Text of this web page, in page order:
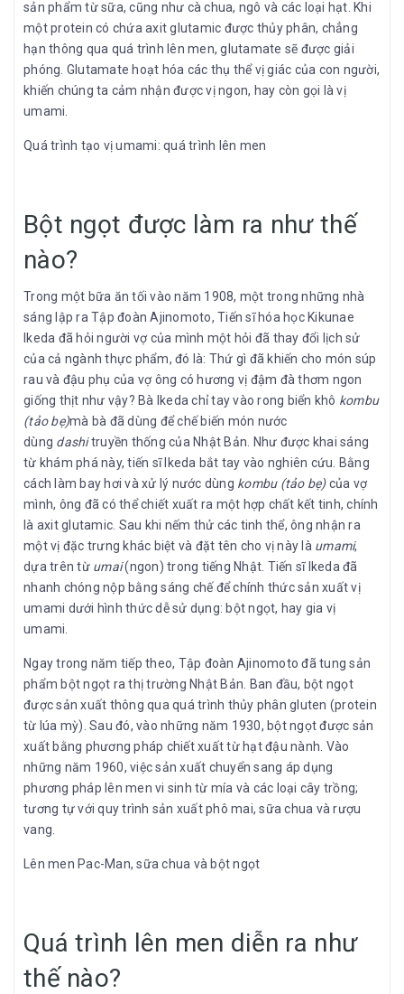
sản phẩm từ sữa, cũng như cà chua, ngô và các loại hạt. Khi
một protein có chứa axit glutamic được thủy phân, chẳng
hạn thông qua quá trình lên men, glutamate sẽ được giải
phóng. Glutamate hoạt hóa các thụ thể vị giác của con người,
khiến chúng ta cảm nhận được vị ngon, hay còn gọi là vị
umami.
Quá trình tạo vị umami: quá trình lên men
Bột ngọt được làm ra như thế
nào?
Trong một bữa ăn tối vào năm 1908, một trong những nhà
sáng lập ra Tập đoàn Ajinomoto, Tiến sĩ hóa học Kikunae
Ikeda đã hỏi người vợ của mình một hỏi đã thay đổi lịch sử
của cả ngành thực phẩm, đó là: Thứ gì đã khiến cho món súp
rau và đậu phụ của vợ ông có hương vị đậm đà thơm ngon
giống thịt như vậy? Bà Ikeda chỉ tay vào rong biển khô kombu
(tảo bẹ)mà bà đã dùng để chế biến món nước
dùng dashitruyền thống của Nhật Bản. Như được khai sáng
từ khám phá này, tiến sĩ Ikeda bắt tay vào nghiên cứu. Bằng
cách làm bay hơi và xử lý nước dùng kombu (tảo bẹ)của vợ
mình, ông đã có thể chiết xuất ra một hợp chất kết tinh, chính
là axit glutamic. Sau khi nếm thử các tinh thể, ông nhận ra
một vị đặc trưng khác biệt và đặt tên cho vị này là umami,
dựa trên từ umai(ngon) trong tiếng Nhật. Tiến sĩ Ikeda đã
nhanh chóng nộp bằng sáng chế để chính thức sản xuất vị
umami dưới hình thức dễ sử dụng: bột ngọt, hay gia vị
umami.
Ngay trong năm tiếp theo, Tập đoàn Ajinomoto đã tung sản
phẩm bột ngọt ra thị trường Nhật Bản. Ban đầu, bột ngọt
được sản xuất thông qua quá trình thủy phân gluten (protein
từ lúa mỳ). Sau đó, vào những năm 1930, bột ngọt được sản
xuất bằng phương pháp chiết xuất từ hạt đậu nành. Vào
những năm 1960, việc sản xuất chuyển sang áp dụng
phương pháp lên men vi sinh từ mía và các loại cây trồng;
tương tự với quy trình sản xuất phô mai, sữa chua và rượu
vang.
Lên men Pac-Man, sữa chua và bột ngọt
Quá trình lên men diễn ra như
thế nào?